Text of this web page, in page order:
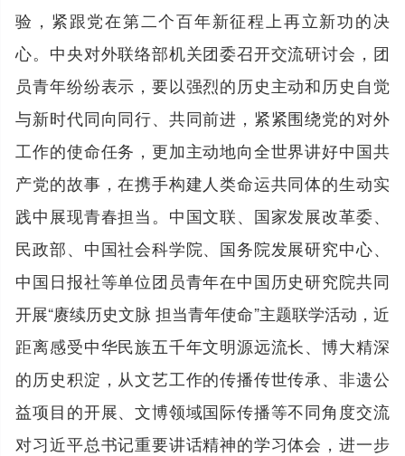
验，紧跟党在第二个百年新征程上再立新功的决
心。中央对外联络部机关团委召开交流研讨会，团
员青年纷纷表示，要以强烈的历史主动和历史自觉
与新时代同向同行、共同前进，紧紧围绕党的对外
工作的使命任务，更加主动地向全世界讲好中国共
产党的故事，在携手构建人类命运共同体的生动实
践中展现青春担当。中国文联、国家发展改革委、
民政部、中国社会科学院、国务院发展研究中心、
中国日报社等单位团员青年在中国历史研究院共同
开展“赓续历史文脉 担当青年使命”主题联学活动，近
距离感受中华民族五千年文明源远流长、博大精深
的历史积淀，从文艺工作的传播传世传承、非遗公
益项目的开展、文博领域国际传播等不同角度交流
对习近平总书记重要讲话精神的学习体会，进一步